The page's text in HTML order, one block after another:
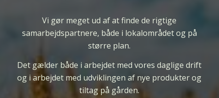
Vi gør meget ud af at finde de rigtige
samarbejdspartnere, både i lokalområdet og på
større plan.
Det gælder både i arbejdet med vores daglige drift
og i arbejdet med udviklingen af nye produkter og
tiltag på gården.